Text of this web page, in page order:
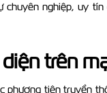
chuyên nghiệp, uy
trên
phương tiện truyền